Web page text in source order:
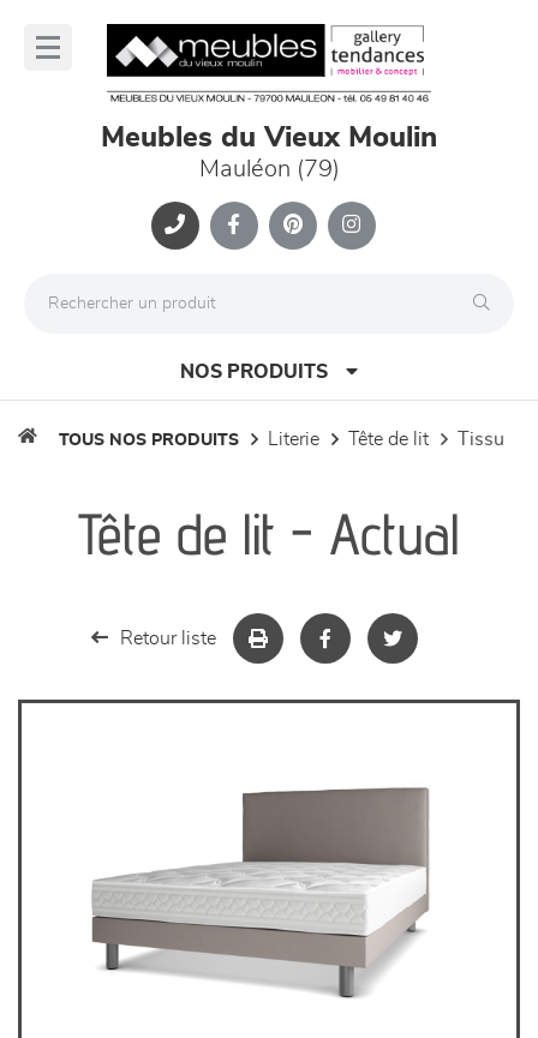
Meubles du Vieux Moulin
Mauléon (79)
NOS PRODUITS
séjours
meubles de complément
TOUS NOS PRODUITS literie tête de lit tissu
Tête de lit - Actual
Retour liste